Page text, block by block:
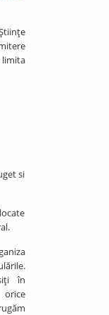
si
în